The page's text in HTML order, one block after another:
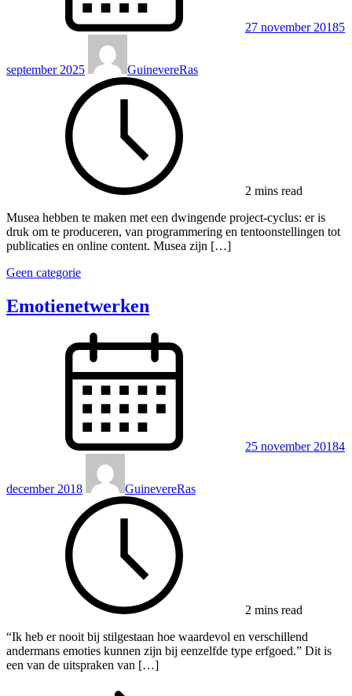
27 november 20185
september 2025 GuinevereRas
2 mins read
Musea hebben te maken met een dwingende project-cyclus: er is
druk om te produceren, van programmering en tentoonstellingen tot
publicaties en online content. Musea zijn […]
Geen categorie
Emotienetwerken
25 november 20184
december 2018 GuinevereRas
2 mins read
“Ik heb er nooit bij stilgestaan hoe waardevol en verschillend
andermans emoties kunnen zijn bij eenzelfde type erfgoed.” Dit is
een van de uitspraken van […]